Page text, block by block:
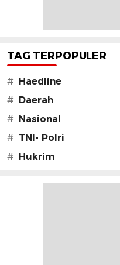
TAG TERPOPULER
# Haedline
# Daerah
# Nasional
# TNI- Polri
# Hukrim